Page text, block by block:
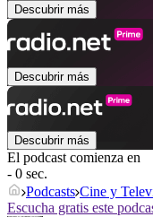
Descubrir más
Descubrir más
Descubrir más
El podcast comienza en
- 0 sec.
Podcasts Cine y
Escucha gratis este